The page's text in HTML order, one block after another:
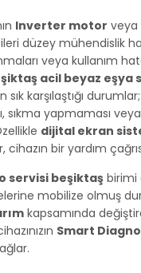
Inverter motor veya
düzey mühendislik
veya kullanım
acil beyaz eşya
sık karşılaştığı
sıkma yapmaması
dijital ekran
cihazın bir yardım
servisi beşiktaş birimi
mobilize olmuş
kapsamında
Smart